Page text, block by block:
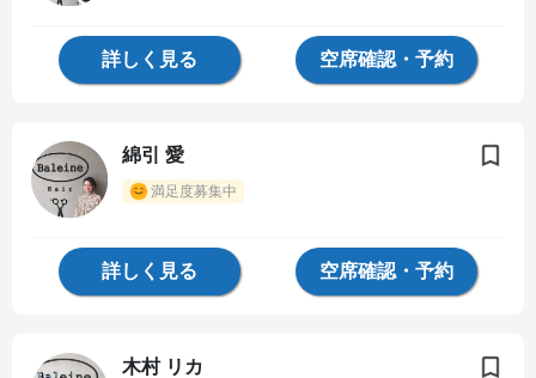
詳しく見る 空席確認・予約
綿引 愛
満足度募集中
詳しく見る 空席確認・予約
木村 リカ